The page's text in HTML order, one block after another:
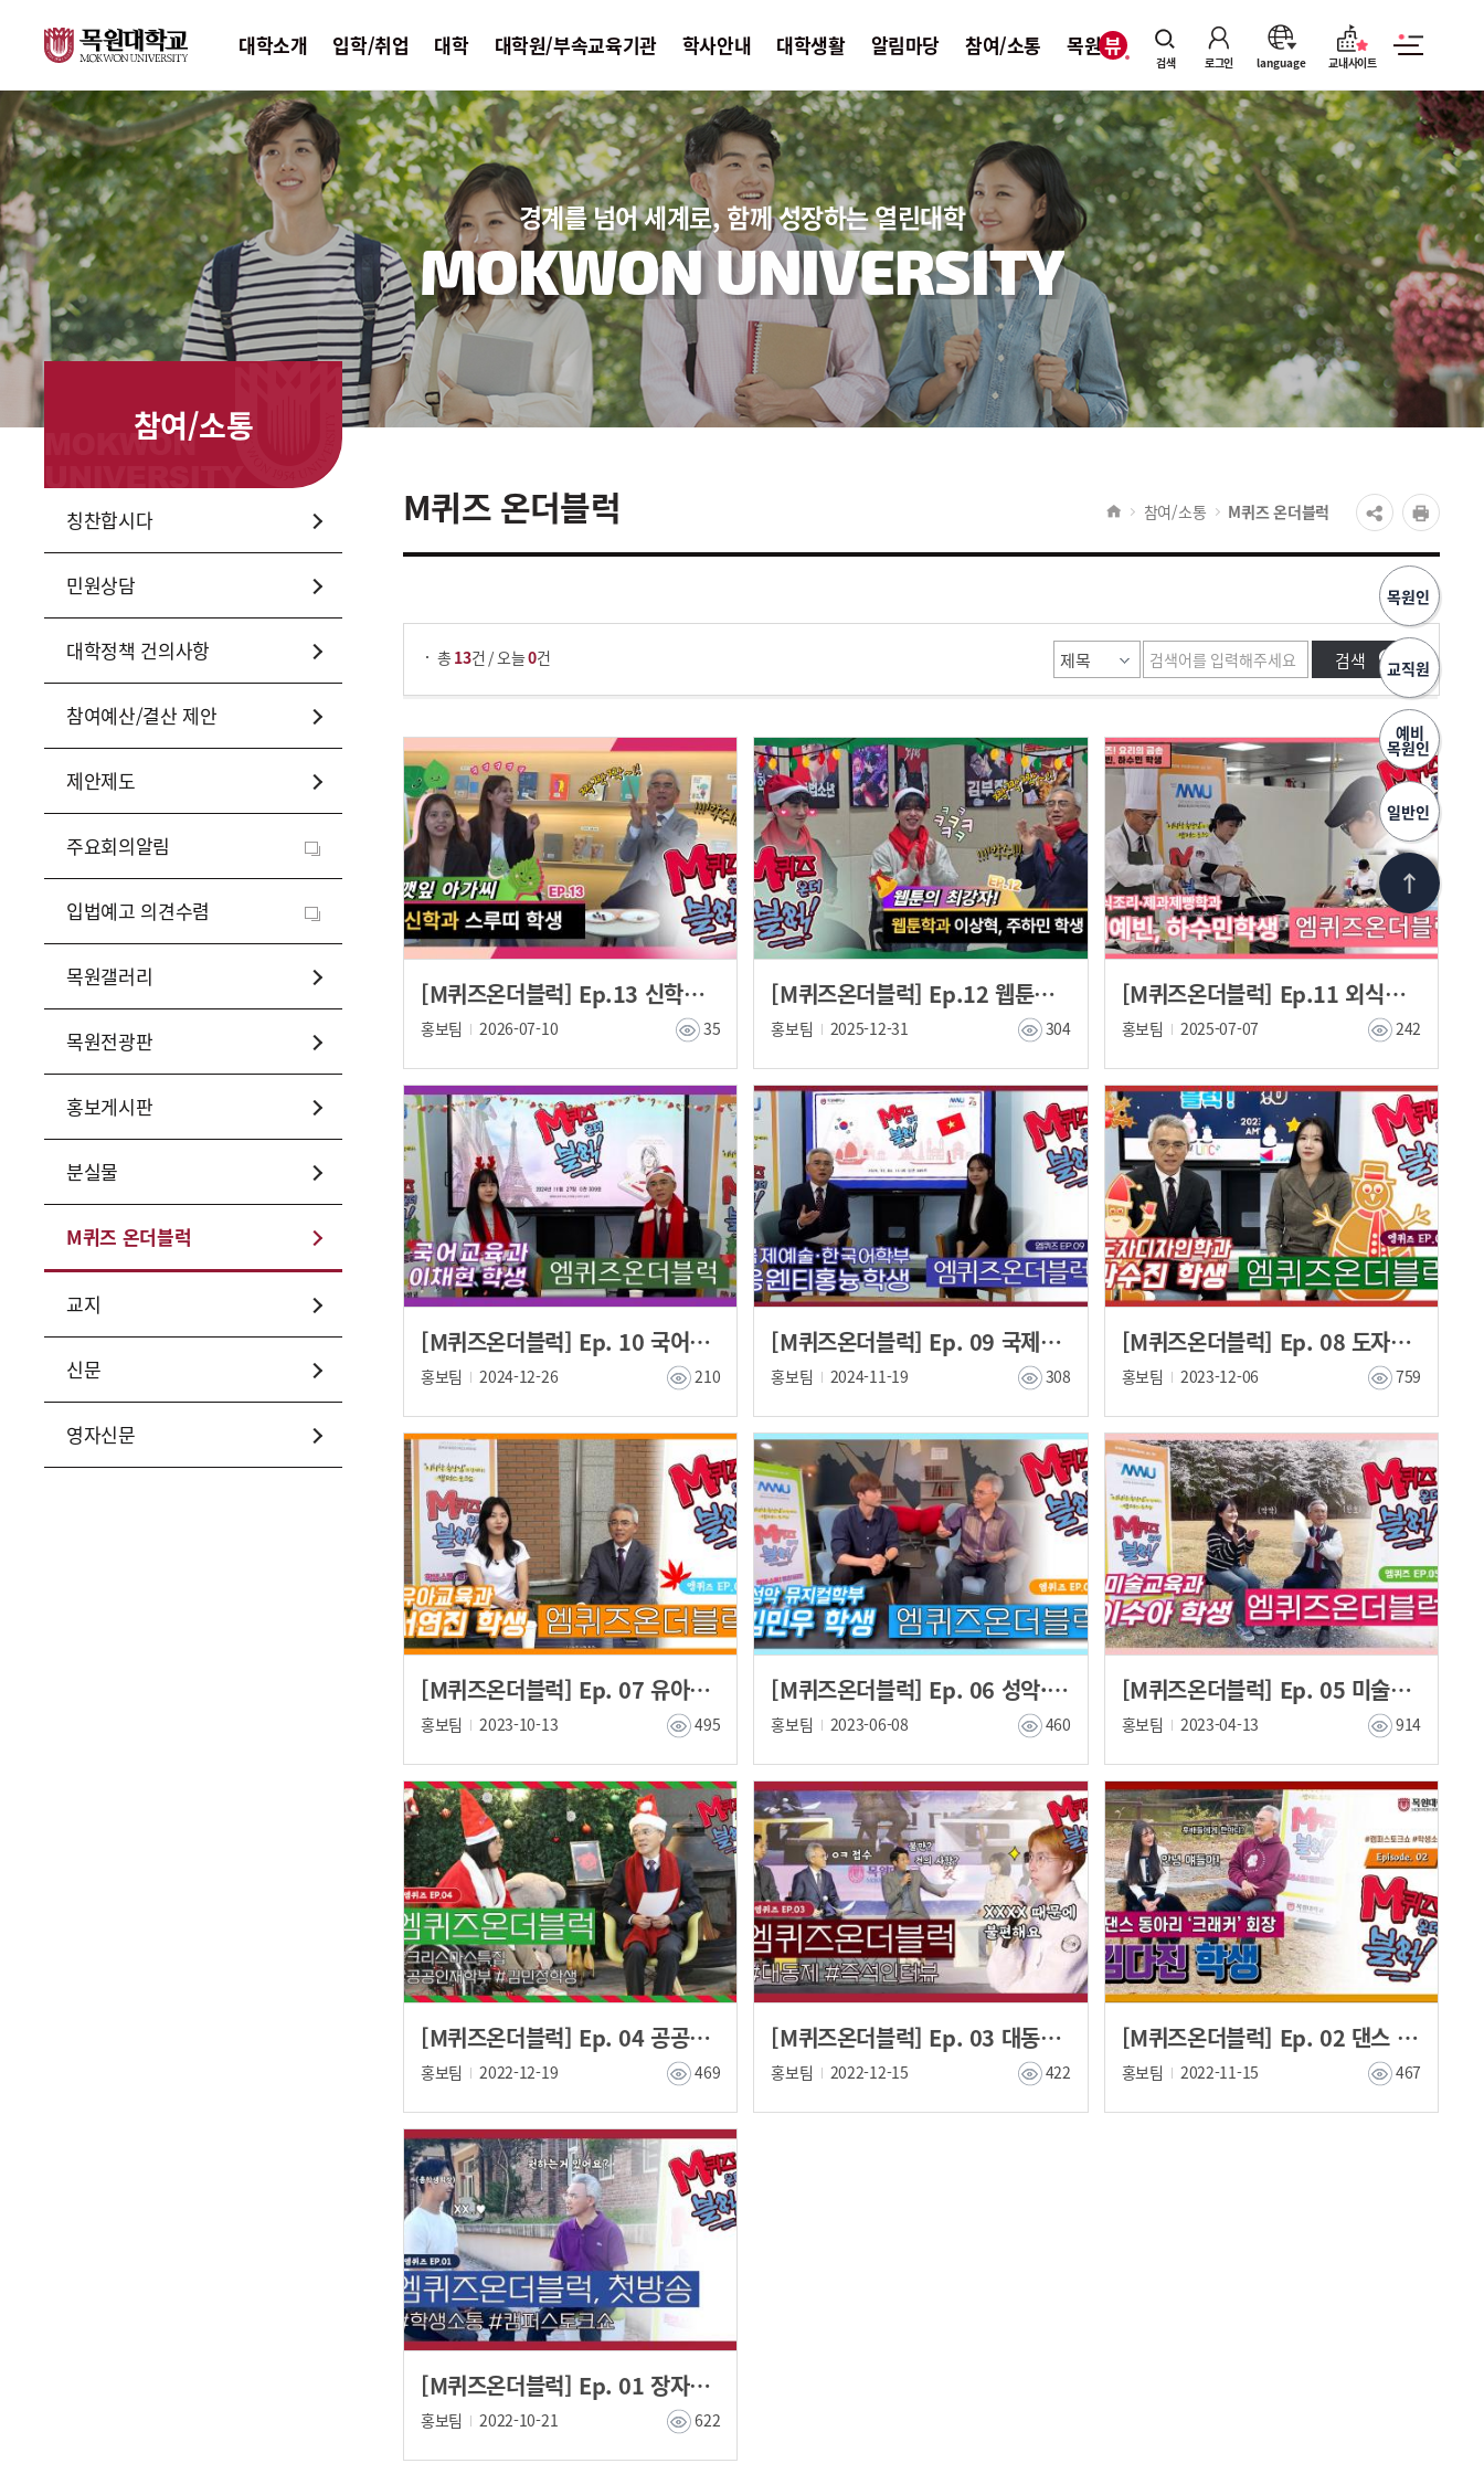
검색 로그인 language 교내사이트
대학소개 입학/취업 대학 대학원/부속교육기관 학사안내 대학생활 알림마당 참여/소통 목원뷰
목원인
교직원
예비
목원인
일반인
경계를 넘어 세계로, 함께 성장하는 열린대학
MOKWON UNIVERSITY
참여/소통
칭찬합시다
민원상담
대학정책 건의사항
참여예산/결산 제안
제안제도
주요회의알림
입법예고 의견수렴
목원갤러리
목원전광판
홍보게시판
분실물
M퀴즈 온더블럭
교지
신문
영자신문
M퀴즈 온더블럭 참여/소통 M퀴즈 온더블럭
총13 건 / 오늘0건
[M퀴즈온더블럭] Ep.13 신학과 스루띠 학생
홍보팀 2026-07-10 35
[M퀴즈온더블럭] Ep.12 웹툰학과 이상혁, 주하민 학생
홍보팀 2025-12-31 304
[M퀴즈온더블럭] Ep.11 외식조리·제과제빵학과 서예빈, 하수민 학생
홍보팀 2025-07-07 242
[M퀴즈온더블럭] Ep. 10 국어교육과 이채현학생
홍보팀 2024-12-26 210
[M퀴즈온더블럭] Ep. 09 국제예술 한국어학부 응웬티홍늉학생
홍보팀 2024-11-19 308
[M퀴즈온더블럭] Ep. 08 도자디자인학과 박수진 학생
홍보팀 2023-12-06 759
[M퀴즈온더블럭] Ep. 07 유아교육과 서연진 학생
홍보팀 2023-10-13 495
[M퀴즈온더블럭] Ep. 06 성악·뮤지컬학부 김민우 학생
홍보팀 2023-06-08 460
[M퀴즈온더블럭] Ep. 05 미술교육과 이수아 학생
홍보팀 2023-04-13 914
[M퀴즈온더블럭] Ep. 04 공공인재학부 김민정 학생
홍보팀 2022-12-19 469
[M퀴즈온더블럭] Ep. 03 대동제 특집
홍보팀 2022-12-15 422
[M퀴즈온더블럭] Ep. 02 댄스 동아리 '크래커' 회장 김다진 학생
홍보팀 2022-11-15 467
[M퀴즈온더블럭] Ep. 01 장자영 총학생회장
홍보팀 2022-10-21 622